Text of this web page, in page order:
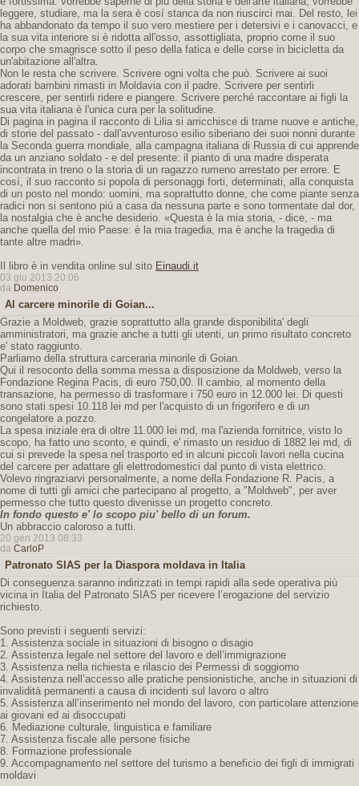
leggere, studiare, ma la sera è cosí stanca da non riuscirci mai. Del resto, lei
ha abbandonato da tempo il suo vero mestiere per i detersivi e i canovacci, e
la sua vita interiore si è ridotta all'osso, assottigliata, proprio come il suo
corpo che smagrisce sotto il peso della fatica e delle corse in bicicletta da
un'abitazione all'altra.
Non le resta che scrivere. Scrivere ogni volta che può. Scrivere ai suoi
adorati bambini rimasti in Moldavia con il padre. Scrivere per sentirli
crescere, per sentirli ridere e piangere. Scrivere perché raccontare ai figli la
sua vita italiana è l'unica cura per la solitudine.
Di pagina in pagina il racconto di Lilia si arricchisce di trame nuove e antiche,
di storie del passato - dall'avventuroso esilio siberiano dei suoi nonni durante
la Seconda guerra mondiale, alla campagna italiana di Russia di cui apprende
da un anziano soldato - e del presente: il pianto di una madre disperata
incontrata in treno o la storia di un ragazzo rumeno arrestato per errore. E
cosí, il suo racconto si popola di personaggi forti, determinati, alla conquista
di un posto nel mondo: uomini, ma soprattutto donne, che come piante senza
radici non si sentono piú a casa da nessuna parte e sono tormentate dal dor,
la nostalgia che è anche desiderio. «Questa è la mia storia, - dice, - ma
anche quella del mio Paese: è la mia tragedia, ma è anche la tragedia di
tante altre madri».
Il libro è in vendita online sul sito Einaudi.it
03 giu 2013 20:06
da Domenico
Al carcere minorile di Goian...
Grazie a Moldweb, grazie soprattutto alla grande disponibilita' degli
amministratori, ma grazie anche a tutti gli utenti, un primo risultato concreto
e' stato raggiunto.
Parliamo della struttura carceraria minorile di Goian.
Qui il resoconto della somma messa a disposizione da Moldweb, verso la
Fondazione Regina Pacis, di euro 750,00. Il cambio, al momento della
transazione, ha permesso di trasformare i 750 euro in 12.000 lei. Di questi
sono stati spesi 10.118 lei md per l'acquisto di un frigorifero e di un
congelatore a pozzo.
La spesa iniziale era di oltre 11.000 lei md, ma l'azienda fornitrice, visto lo
scopo, ha fatto uno sconto, e quindi, e' rimasto un residuo di 1882 lei md, di
cui si prevede la spesa nel trasporto ed in alcuni piccoli lavori nella cucina
del carcere per adattare gli elettrodomestici dal punto di vista elettrico.
Volevo ringraziarvi personalmente, a nome della Fondazione R. Pacis, a
nome di tutti gli amici che partecipano al progetto, a "Moldweb", per aver
permesso che tutto questo divenisse un progetto concreto.
In fondo questo e' lo scopo piu' bello di un forum.
Un abbraccio caloroso a tutti.
20 gen 2013 08:33
da CarloP
Patronato SIAS per la Diaspora moldava in Italia
Di conseguenza saranno indirizzati in tempi rapidi alla sede operativa più
vicina in Italia del Patronato SIAS per ricevere l’erogazione del servizio
richiesto.
Sono previsti i seguenti servizi:
1. Assistenza sociale in situazioni di bisogno o disagio
2. Assistenza legale nel settore del lavoro e dell’immigrazione
3. Assistenza nella richiesta e rilascio dei Permessi di soggiorno
4. Assistenza nell’accesso alle pratiche pensionistiche, anche in situazioni di
invalidità permanenti a causa di incidenti sul lavoro o altro
5. Assistenza all’inserimento nel mondo del lavoro, con particolare attenzione
ai giovani ed ai disoccupati
6. Mediazione culturale, linguistica e familiare
7. Assistenza fiscale alle persone fisiche
8. Formazione professionale
9. Accompagnamento nel settore del turismo a beneficio dei figli di immigrati
moldavi